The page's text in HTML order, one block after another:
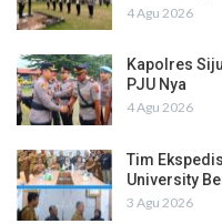
4 Agu 2026
Kapolres
PJU Nya
4 Agu 2026
Tim
University
3 Agu 2026